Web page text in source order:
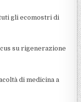
gli ecomostri di
su rigenerazione
di medicina a